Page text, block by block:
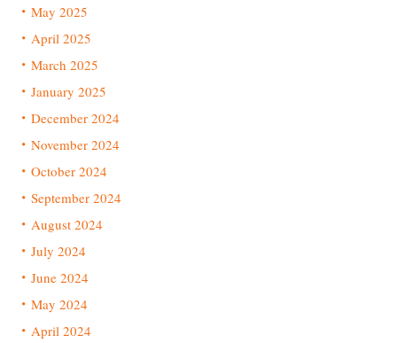
May 2025
April 2025
March 2025
January 2025
December 2024
November 2024
October 2024
September 2024
August 2024
July 2024
June 2024
May 2024
April 2024